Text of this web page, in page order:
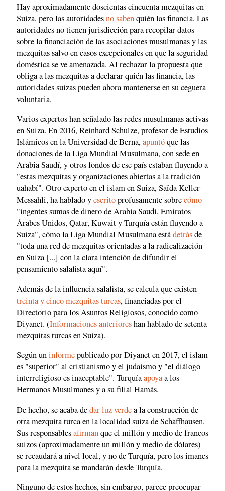
Hay aproximadamente doscientas cincuenta mezquitas en
Suiza, pero las autoridadesno sabenquién las financia. Las
autoridades no tienen jurisdicción para recopilar datos
sobre la financiación de las asociaciones musulmanas y las
mezquitas salvo en casos excepcionales en que la seguridad
doméstica se ve amenazada. Al rechazar la propuesta que
obliga a las mezquitas a declarar quién las financia, las
autoridades suizas pueden ahora mantenerse en su ceguera
voluntaria.
Varios expertos han señalado las redes musulmanas activas
en Suiza. En 2016, Reinhard Schulze, profesor de Estudios
Islámicos en la Universidad de Berna,apuntóque las
donaciones de la Liga Mundial Musulmana, con sede en
Arabia Saudí, y otros fondos de ese país estaban fluyendo a
"estas mezquitas y organizaciones abiertas a la tradición
uahabí". Otro experto en el islam en Suiza, Saïda Keller-
Messahli, ha hablado yescritoprofusamente sobrecómo
"ingentes sumas de dinero de Arabia Saudí, Emiratos
Árabes Unidos, Qatar, Kuwait y Turquía están fluyendo a
Suiza", cómo la Liga Mundial Musulmana estádetrásde
"toda una red de mezquitas orientadas a la radicalización
en Suiza [...] con la clara intención de difundir el
pensamiento salafista aquí".
Además de la influencia salafista, se calcula que existen
treinta y cinco mezquitas turcas, financiadas por el
Directorio para los Asuntos Religiosos, conocido como
Diyanet. (Informaciones anterioreshan hablado de setenta
mezquitas turcas en Suiza).
Según uninformepublicado por Diyanet en 2017, el islam
es "superior" al cristianismo y el judaísmo y "el diálogo
interreligioso es inaceptable". Turquíaapoyaa los
Hermanos Musulmanes y a su filial Hamás.
De hecho, se acaba dedar luz verdea la construcción de
otra mezquita turca en la localidad suiza de Schaffhausen.
Sus responsablesafirmanque el millón y medio de francos
suizos (aproximadamente un millón y medio de dólares)
se recaudará a nivel local, y no de Turquía, pero los imanes
para la mezquita se mandarán desde Turquía.
Ninguno de estos hechos, sin embargo, parece preocupar